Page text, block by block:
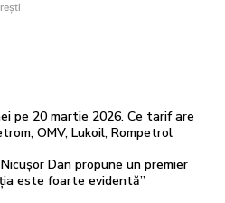
pe 20 martie 2026. Ce tarif are
OMV, Lukoil, Rompetrol
Dan propune un premier
este foarte evidentă”